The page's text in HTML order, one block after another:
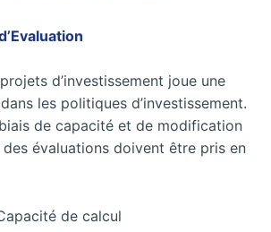
d’investissement joue une
les politiques d’investissement.
de capacité et de modification
évaluations doivent être pris en
de calcul